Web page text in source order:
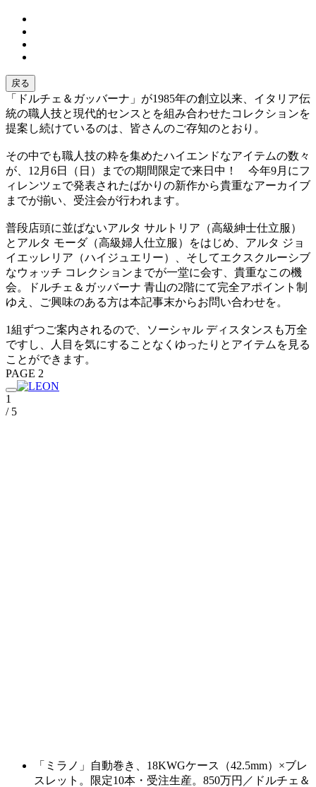
戻る
「ドルチェ＆ガッバーナ」が1985年の創立以来、イタリア伝
統の職人技と現代的センスとを組み合わせたコレクションを
提案し続けているのは、皆さんのご存知のとおり。
その中でも職人技の粋を集めたハイエンドなアイテムの数々
が、12月6日（日）までの期間限定で来日中！ 今年9月にフ
ィレンツェで発表されたばかりの新作から貴重なアーカイブ
までが揃い、受注会が行われます。
普段店頭に並ばないアルタ サルトリア（高級紳士仕立服）
とアルタ モーダ（高級婦人仕立服）をはじめ、アルタ ジョ
イエッレリア（ハイジュエリー）、そしてエクスクルーシブ
なウォッチ コレクションまでが一堂に会す、貴重なこの機
会。ドルチェ＆ガッバーナ 青山の2階にて完全アポイント制
ゆえ、ご興味のある方は本記事末からお問い合わせを。
1組ずつご案内されるので、ソーシャル ディスタンスも万全
ですし、人目を気にすることなくゆったりとアイテムを見る
ことができます。
PAGE 2
1
/ 5
「ミラノ」自動巻き、18KWGケース（42.5mm）×ブレ
スレット。限定10本・受注生産。850万円／ドルチェ＆